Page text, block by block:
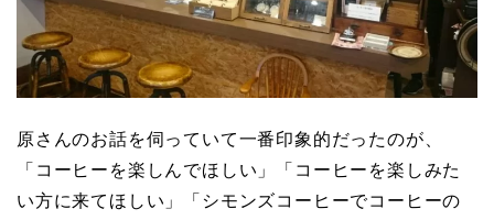
原さんのお話を伺っていて一番印象的だったのが、
「コーヒーを楽しんでほしい」「コーヒーを楽しみた
い方に来てほしい」「シモンズコーヒーでコーヒーの